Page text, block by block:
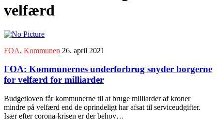
velfærd
FOA, Kommunen 26. april 2021
FOA: Kommunernes underforbrug snyder borgerne
for velfærd for milliarder
Budgetloven får kommunerne til at bruge milliarder af kroner
mindre på velfærd end de oprindeligt har afsat til serviceudgifter.
Især efter corona-krisen er der behov…